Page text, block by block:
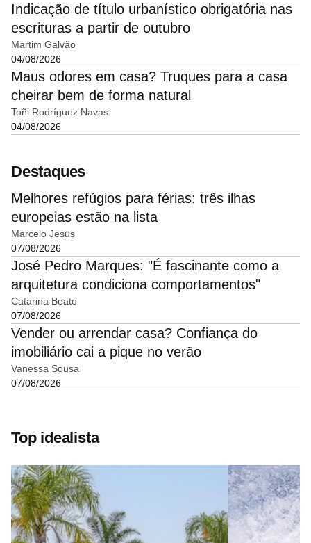
Indicação de título urbanístico obrigatória nas
escrituras a partir de outubro
Martim Galvão
04/08/2026
Maus odores em casa? Truques para a casa
cheirar bem de forma natural
Toñi Rodríguez Navas
04/08/2026
Destaques
Melhores refúgios para férias: três ilhas
europeias estão na lista
Marcelo Jesus
07/08/2026
José Pedro Marques: "É fascinante como a
arquitetura condiciona comportamentos"
Catarina Beato
07/08/2026
Vender ou arrendar casa? Confiança do
imobiliário cai a pique no verão
Vanessa Sousa
07/08/2026
Top idealista